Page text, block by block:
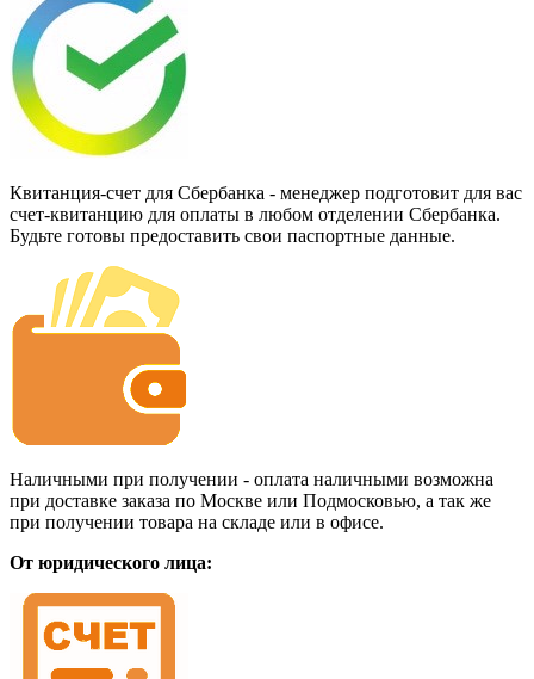
Квитанция-счет для Сбербанка - менеджер подготовит для вас
счет-квитанцию для оплаты в любом отделении Сбербанка.
Будьте готовы предоставить свои паспортные данные.
Наличными при получении - оплата наличными возможна
при доставке заказа по Москве или Подмосковью, а так же
при получении товара на складе или в офисе.
От юридического лица: